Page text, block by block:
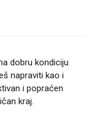
dobru kondiciju
napraviti kao i
i popraćen
kraj.